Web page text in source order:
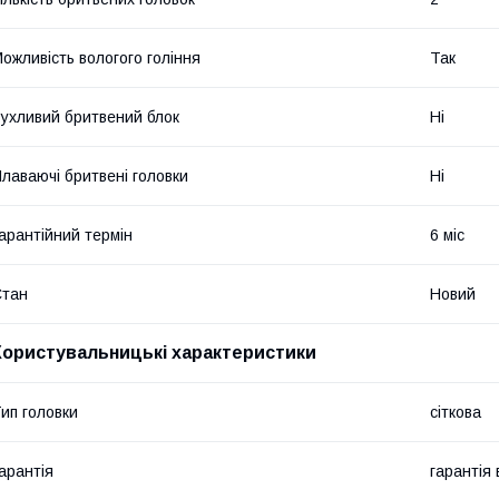
вологого гоління Так
бритвений блок Ні
бритвені головки Ні
термін 6 міс
Новий
характеристики
головки сіткова